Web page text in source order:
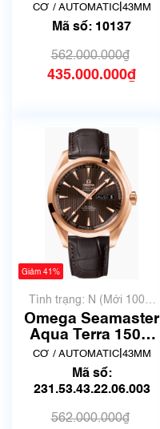
43mm
231.53.43.22.06.003
CƠ / AUTOMATIC| 43MM
Mã số: 10137
562.000.000₫
435.000.000₫
Giảm 41%
Tình trạng: N (Mới 100%
chưa qua sử dụng)
Omega Seamaster
Aqua Terra 150M
43mm
231.53.43.22.06.003
| New Fullbox
CƠ / AUTOMATIC| 43MM
Mã số:
231.53.43.22.06.003
562.000.000₫